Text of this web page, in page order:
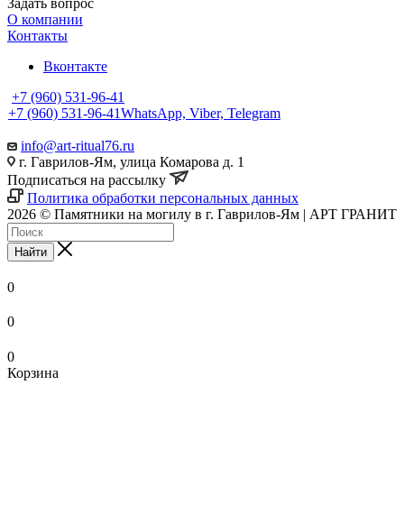
О компании
Контакты
Вконтакте
+7 (960) 531-96-41
+7 (960) 531-96-41WhatsApp, Viber, Telegram
info@art-ritual76.ru
г. Гаврилов-Ям, улица Комарова д. 1
Подписаться на рассылку
Политика обработки персональных данных
2026 © Памятники на могилу в г. Гаврилов-Ям | АРТ ГРАНИТ
Найти
0
0
0
Корзина